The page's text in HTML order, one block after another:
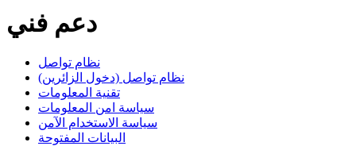
دعم فني
نظام تواصل
نظام تواصل (دخول الزائرين)
تقنية المعلومات
سياسة امن المعلومات
سياسة الاستخدام الآمن
البيانات المفتوحة